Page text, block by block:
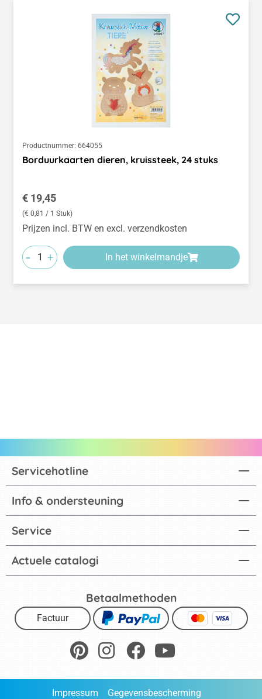
Productnummer: 664055
Borduurkaarten dieren, kruissteek, 24 stuks
Normale prijs:
€ 19,45
(€ 0,81 / 1 Stuk)
Prijzen incl. BTW en excl. verzendkosten
- + In het winkelmandje
Actuele catalogi
Servicehotline
Info & ondersteuning
Service
Betaalmethoden
Factuur
Impressum Gegevensbescherming